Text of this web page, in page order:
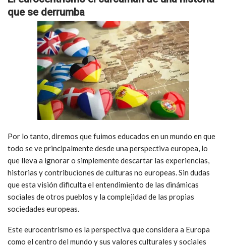
que se derrumba
Por lo tanto, diremos que fuimos educados en un mundo en que
todo se ve principalmente desde una perspectiva europea, lo
que lleva a ignorar o simplemente descartar las experiencias,
historias y contribuciones de culturas no europeas. Sin dudas
que esta visión dificulta el entendimiento de las dinámicas
sociales de otros pueblos y la complejidad de las propias
sociedades europeas.
Este eurocentrismo es la perspectiva que considera a Europa
como el centro del mundo y sus valores culturales y sociales